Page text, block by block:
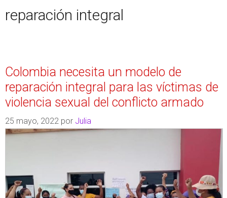
reparación integral
Colombia necesita un modelo de
reparación integral para las víctimas de
violencia sexual del conflicto armado
25 mayo, 2022 por Julia